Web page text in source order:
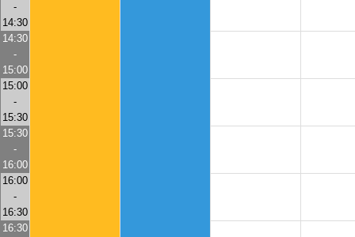
-
14:30
14:30
-
15:00
15:00
-
15:30
15:30
-
16:00
16:00
-
16:30
16:30